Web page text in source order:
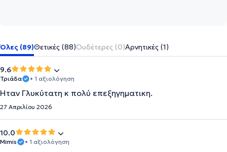
Όλες (89)Θετικές (88)Ουδέτερες (0)Αρνητικές (1)
9.6
Τριάδα • 1 αξιολόγηση
Ήταν Γλυκύτατη κ πολύ επεξηγηματικη.
27 Απριλίου 2026
10.0
Mimis • 1 αξιολόγηση